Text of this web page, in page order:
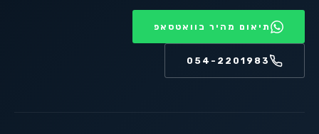
תיאום מהיר בוואטסאפ
054-2201983